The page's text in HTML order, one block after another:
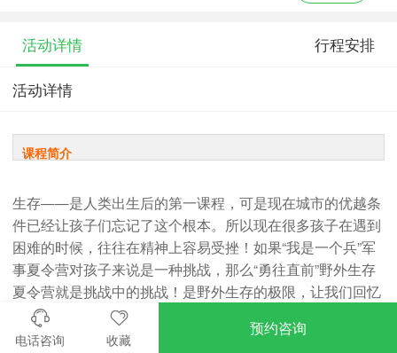
活动详情 行程安排
活动详情
课程简介
生存——是人类出生后的第一课程，可是现在城市的优越条
件已经让孩子们忘记了这个根本。所以现在很多孩子在遇到
困难的时候，往往在精神上容易受挫！如果“我是一个兵”军
事夏令营对孩子来说是一种挑战，那么“勇往直前”野外生存
夏令营就是挑战中的挑战！是野外生存的极限，让我们回忆
过去、思索未来、冥想自我！让我们在面对生存的压力、激
发个人的潜能！让我们亲身体验“原始人与现代人”生存的共
电话咨询 收藏
预约咨询